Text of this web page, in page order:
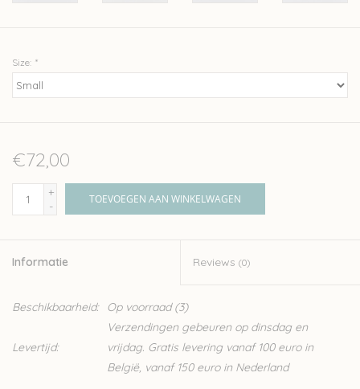
Size: *
€72,00
+
-
TOEVOEGEN AAN WINKELWAGEN
Informatie Reviews (0)
Beschikbaarheid: Op voorraad(3)
Levertijd:
Verzendingen gebeuren op dinsdag en
vrijdag. Gratis levering vanaf 100 euro in
België, vanaf 150 euro in Nederland